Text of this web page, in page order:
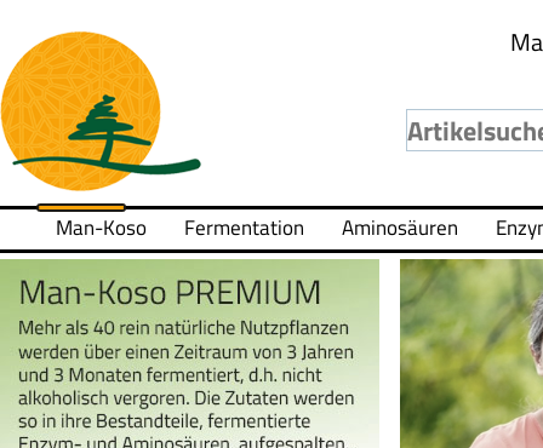
Man-Koso Fermentation Aminosäuren